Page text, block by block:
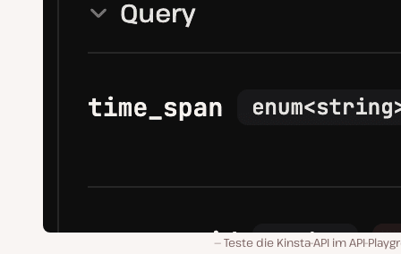
Teste die Kinsta-API im API-